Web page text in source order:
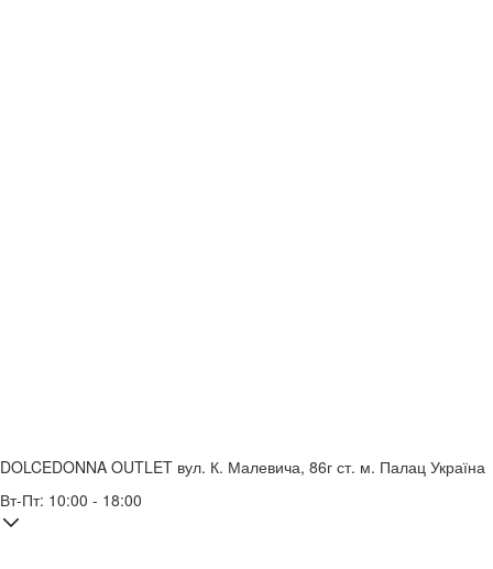
DOLCEDONNA OUTLET вул. К. Малевича, 86г ст. м. Палац Україна
Вт-Пт: 10:00 - 18:00